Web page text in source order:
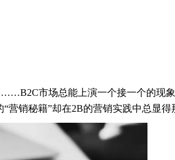
市场总能上演一个接一个的现
销秘籍”却在2B的营销实践中总显得